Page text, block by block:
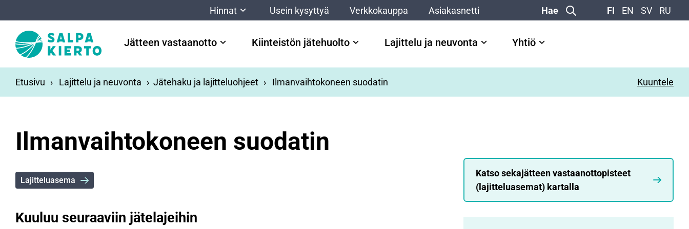
Hinnat Usein kysyttyä Verkkokauppa Asiakasnetti Hae FI EN SV RU
Jätteen vastaanotto Kiinteistön jätehuolto Lajittelu ja neuvonta Yhtiö
Etusivu Lajittelu ja neuvonta Jätehaku ja lajitteluohjeet Ilmanvaihtokoneen suodatin Kuuntele
Ilmanvaihtokoneen suodatin
Lajitteluasema
Kuuluu seuraaviin jätelajeihin
Katso sekajätteen vastaanottopisteet
(lajitteluasemat) kartalla